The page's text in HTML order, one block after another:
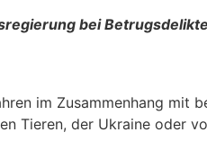
bei
im Zusammenhang mit
Tieren, der Ukraine oder